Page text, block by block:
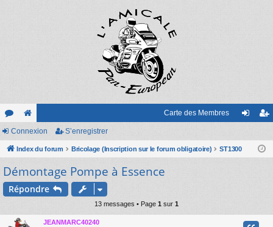
or
u
m
e
sit
e
Carte des Membres
ne nr
Connexion S’enregistrer
Index du forum Bricolage (Inscription sur le forum obligatoire) ST1300
Démontage Pompe à Essence
Répondre
13 messages • Page 1 sur 1
JEANMARC40240